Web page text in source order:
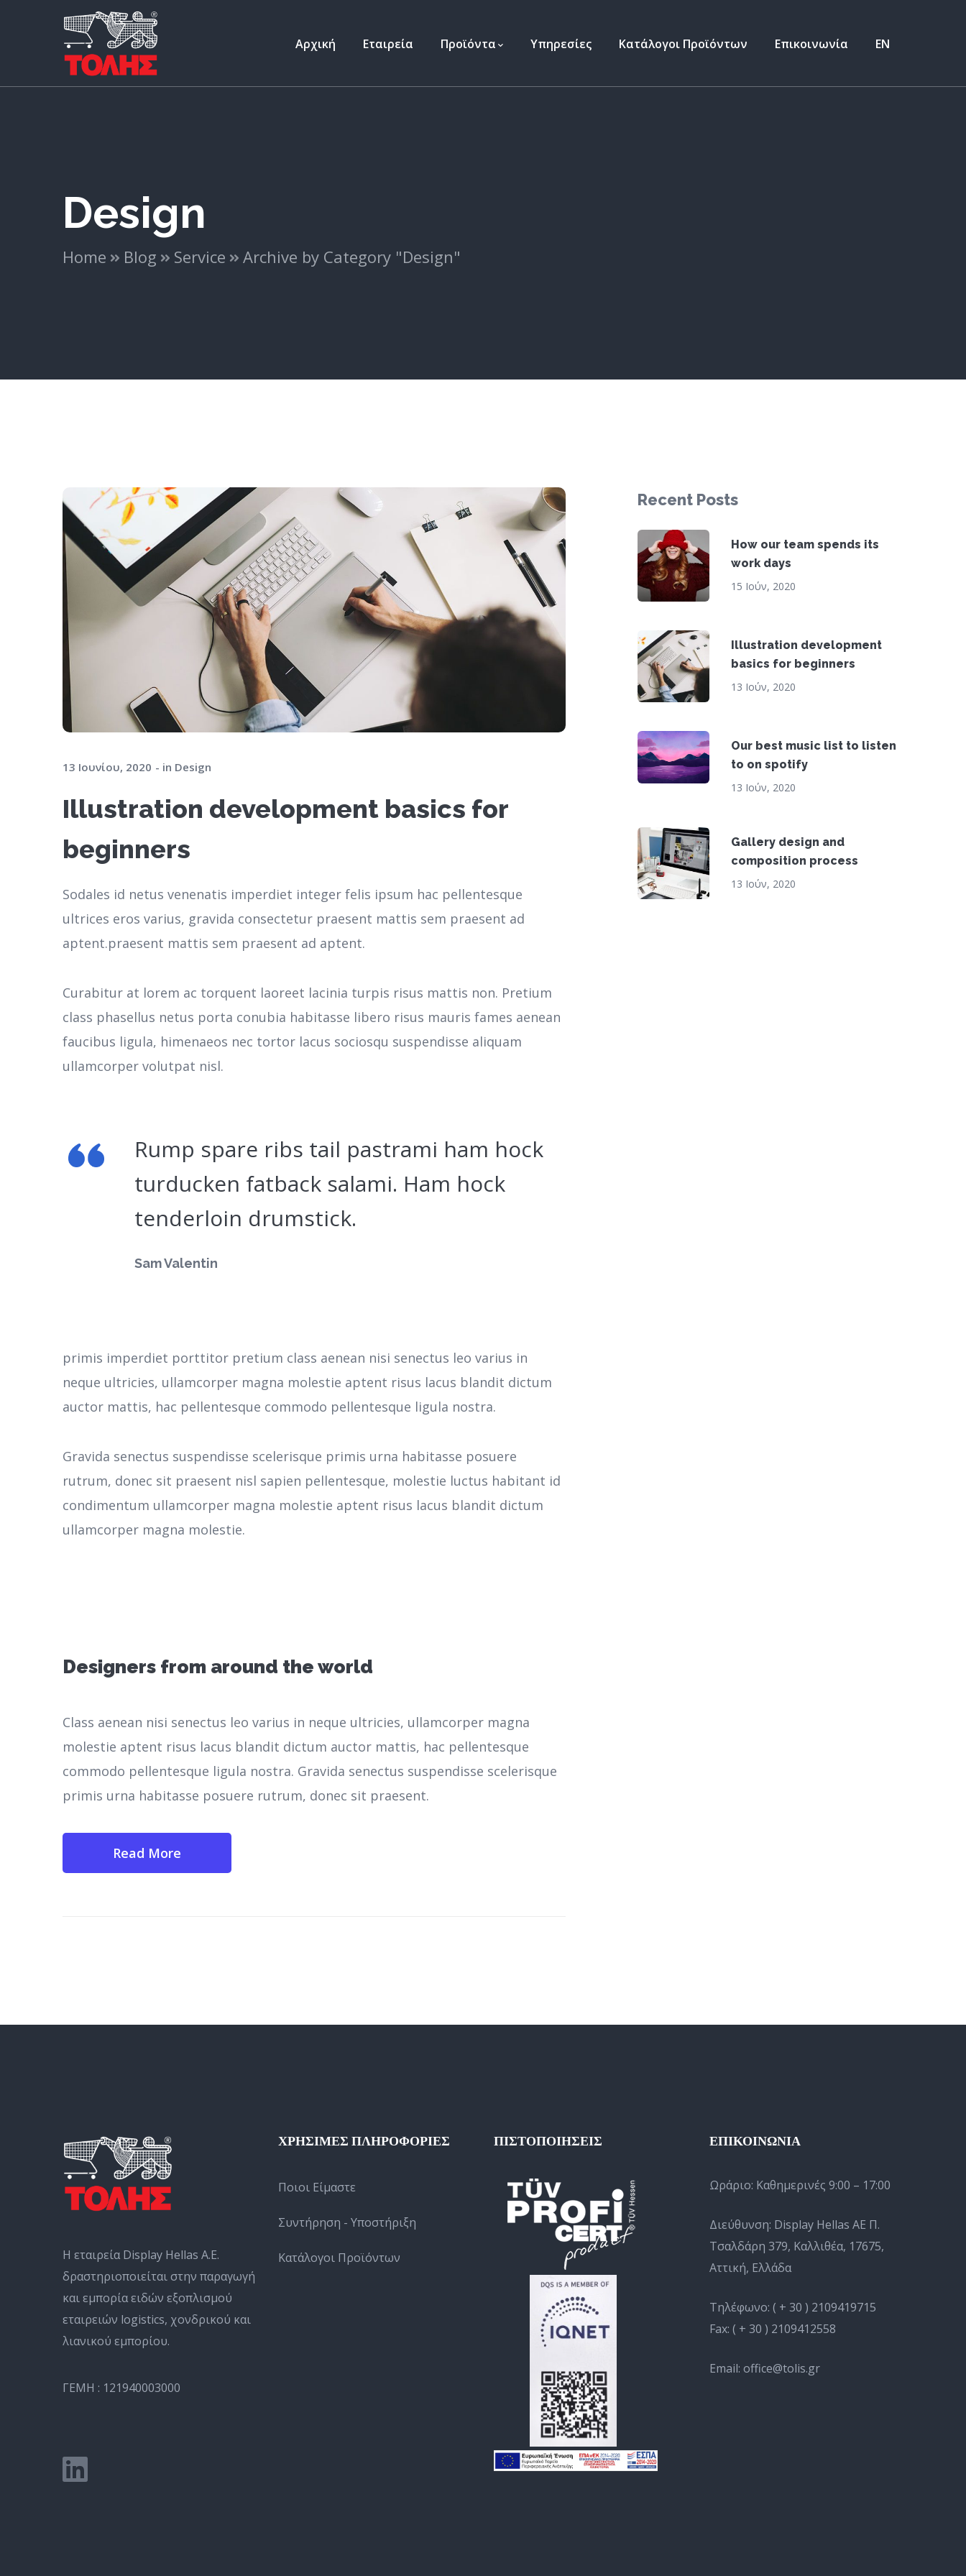
Αρχική Εταιρεία Προϊόντα Υπηρεσίες Κατάλογοι Προϊόντων Επικοινωνία ΕΝ
Design
Home Blog Service Archive by Category "Design"
13 Ιουνίου, 2020 in Design
Illustration development basics for
beginners
Sodales id netus venenatis imperdiet integer felis ipsum hac pellentesque
ultrices eros varius, gravida consectetur praesent mattis sem praesent ad
aptent.praesent mattis sem praesent ad aptent.
Curabitur at lorem ac torquent laoreet lacinia turpis risus mattis non. Pretium
class phasellus netus porta conubia habitasse libero risus mauris fames aenean
faucibus ligula, himenaeos nec tortor lacus sociosqu suspendisse aliquam
ullamcorper volutpat nisl.
Rump spare ribs tail pastrami ham hock
turducken fatback salami. Ham hock
tenderloin drumstick.
Sam Valentin
primis imperdiet porttitor pretium class aenean nisi senectus leo varius in
neque ultricies, ullamcorper magna molestie aptent risus lacus blandit dictum
auctor mattis, hac pellentesque commodo pellentesque ligula nostra.
Gravida senectus suspendisse scelerisque primis urna habitasse posuere
rutrum, donec sit praesent nisl sapien pellentesque, molestie luctus habitant id
condimentum ullamcorper magna molestie aptent risus lacus blandit dictum
ullamcorper magna molestie.
Designers from around the world
Class aenean nisi senectus leo varius in neque ultricies, ullamcorper magna
molestie aptent risus lacus blandit dictum auctor mattis, hac pellentesque
commodo pellentesque ligula nostra. Gravida senectus suspendisse scelerisque
primis urna habitasse posuere rutrum, donec sit praesent.
Read More
Recent Posts
How our team spends its
work days
15 Ιούν, 2020
Illustration development
basics for beginners
13 Ιούν, 2020
Our best music list to listen
to on spotify
13 Ιούν, 2020
Gallery design and
composition process
13 Ιούν, 2020
Η εταιρεία Display Hellas Α.Ε.
δραστηριοποιείται στην παραγωγή
και εμπορία ειδών εξοπλισμού
εταιρειών logistics, χονδρικού και
λιανικού εμπορίου.
ΓΕΜΗ : 121940003000
ΧΡΗΣΙΜΕΣ ΠΛΗΡΟΦΟΡΙΕΣ
Ποιοι Είμαστε
Συντήρηση - Υποστήριξη
Κατάλογοι Προϊόντων
ΠΙΣΤΟΠΟΙΗΣΕΙΣ ΕΠΙΚΟΙΝΩΝΙΑ
Ωράριο: Καθημερινές 9:00 – 17:00
Διεύθυνση: Display Hellas AE Π.
Τσαλδάρη 379, Καλλιθέα, 17675,
Αττική, Ελλάδα
Τηλέφωνο: ( + 30 ) 2109419715
Fax: ( + 30 ) 2109412558
Email: office@tolis.gr